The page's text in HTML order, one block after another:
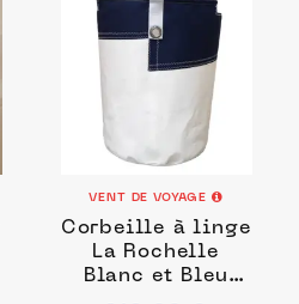
VENT DE VOYAGE
Corbeille à linge
La Rochelle
Blanc et Bleu